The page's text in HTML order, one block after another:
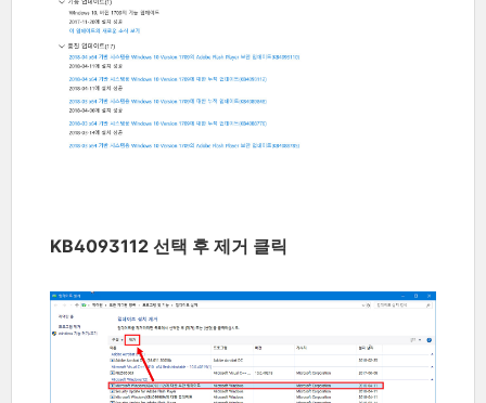
KB4093112 선택 후 제거 클릭